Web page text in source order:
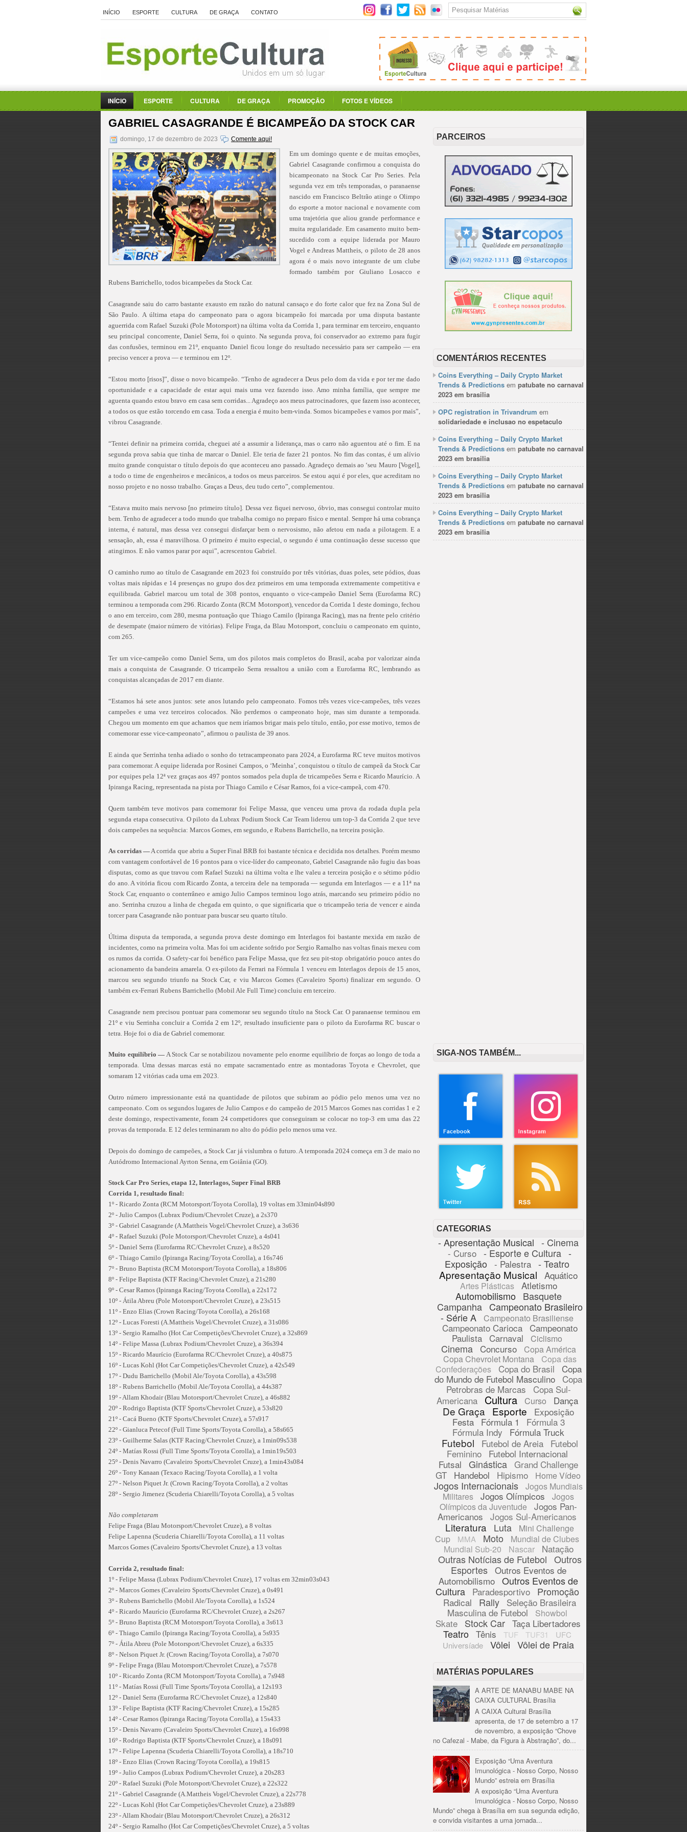
INÍCIO ESPORTE CULTURA DE GRAÇA CONTATO
INÍCIO ESPORTE CULTURA DE GRAÇA PROMOÇÃO FOTOS E VÍDEOS
GABRIEL CASAGRANDE É BICAMPEÃO DA STOCK CAR
domingo, 17 de dezembro de 2023 Comente aqui!
Em um domingo quente e de muitas emoções,
Gabriel Casagrande confirmou a conquista do
bicampeonato na Stock Car Pro Series. Pela
segunda vez em três temporadas, o paranaense
nascido em Francisco Beltrão atinge o Olimpo
do esporte a motor nacional e novamente com
uma trajetória que aliou grande performance e
muita regularidade. Em casamento muito bem-
sucedido com a equipe liderada por Mauro
Vogel e Andreas Mattheis, o piloto de 28 anos
agora é o mais novo integrante de um clube
formado também por Giuliano Losacco e
Rubens Barrichello, todos bicampeões da Stock Car.
Casagrande saiu do carro bastante exausto em razão do natural cansaço e do forte calor que fez na Zona Sul de
São Paulo. A última etapa do campeonato para o agora bicampeão foi marcada por uma disputa bastante
aguerrida com Rafael Suzuki (Pole Motorsport) na última volta da Corrida 1, para terminar em terceiro, enquanto
seu principal concorrente, Daniel Serra, foi o quinto. Na segunda prova, foi conservador ao extremo para fugir
das confusões, terminou em 21º, enquanto Daniel ficou longe do resultado necessário para ser campeão — era
preciso vencer a prova — e terminou em 12º.
“Estou morto [risos]”, disse o novo bicampeão. “Tenho de agradecer a Deus pelo dom da vida e por ter me dado
oportunidade e a capacidade de estar aqui mais uma vez fazendo isso. Amo minha família, que sempre me
aguenta quando estou bravo em casa sem corridas... Agradeço aos meus patrocinadores, que fazem isso acontecer,
a todos os que estão torcendo em casa. Toda a energia é muito bem-vinda. Somos bicampeões e vamos por mais”,
vibrou Casagrande.
“Tentei definir na primeira corrida, cheguei até a assumir a liderança, mas o carro não aguentou até o fim. E na
segunda prova sabia que tinha de marcar o Daniel. Ele teria de fazer 21 pontos. No fim das contas, é um alívio
muito grande conquistar o título depois do que aconteceu ano passado. Agradeço demais ao ‘seu Mauro [Vogel],
a todo o time de engenheiros e mecânicos, a todos os meus parceiros. Se estou aqui é por eles, que acreditam no
nosso projeto e no nosso trabalho. Graças a Deus, deu tudo certo”, complementou.
“Estava muito mais nervoso [no primeiro título]. Dessa vez fiquei nervoso, óbvio, mas consegui controlar muito
bem. Tenho de agradecer a todo mundo que trabalha comigo no preparo físico e mental. Sempre há uma cobrança
interna, é natural, mas dessa vez consegui disfarçar bem o nervosismo, não afetou em nada a pilotagem. E a
sensação, ah, essa é maravilhosa. O primeiro é muito especial, o segundo é uma continuação desse sucesso que
atingimos. E não vamos parar por aqui”, acrescentou Gabriel.
O caminho rumo ao título de Casagrande em 2023 foi construído por três vitórias, duas poles, sete pódios, duas
voltas mais rápidas e 14 presenças no grupo dos dez primeiros em uma temporada extremamente competitiva e
equilibrada. Gabriel marcou um total de 308 pontos, enquanto o vice-campeão Daniel Serra (Eurofarma RC)
terminou a temporada com 296. Ricardo Zonta (RCM Motorsport), vencedor da Corrida 1 deste domingo, fechou
o ano em terceiro, com 280, mesma pontuação que Thiago Camilo (Ipiranga Racing), mas na frente pelo critério
de desempate (maior número de vitórias). Felipe Fraga, da Blau Motorsport, concluiu o campeonato em quinto,
com 265.
Ter um vice-campeão como Daniel Serra, um dos pilotos mais completos do Brasil, acaba por valorizar ainda
mais a conquista de Casagrande. O tricampeão Serra ressaltou a união com a Eurofarma RC, lembrando as
conquistas alcançadas de 2017 em diante.
“Estamos há sete anos juntos: sete anos lutando pelo campeonato. Fomos três vezes vice-campeões, três vezes
campeões e uma vez terceiros colocados. Não perdemos o campeonato hoje, mas sim durante a temporada.
Chegou um momento em que achamos que nem iríamos brigar mais pelo título, então, por esse motivo, temos de
comemorar esse vice-campeonato”, afirmou o paulista de 39 anos.
E ainda que Serrinha tenha adiado o sonho do tetracampeonato para 2024, a Eurofarma RC teve muitos motivos
para comemorar. A equipe liderada por Rosinei Campos, o ‘Meinha’, conquistou o título de campeã da Stock Car
por equipes pela 12ª vez graças aos 497 pontos somados pela dupla de tricampeões Serra e Ricardo Maurício. A
Ipiranga Racing, representada na pista por Thiago Camilo e César Ramos, foi a vice-campeã, com 470.
Quem também teve motivos para comemorar foi Felipe Massa, que venceu uma prova da rodada dupla pela
segunda etapa consecutiva. O piloto da Lubrax Podium Stock Car Team liderou um top-3 da Corrida 2 que teve
dois campeões na sequência: Marcos Gomes, em segundo, e Rubens Barrichello, na terceira posição.
As corridas —A corrida que abriu a Super Final BRB foi bastante técnica e decidida nos detalhes. Porém mesmo
com vantagem confortável de 16 pontos para o vice-líder do campeonato, Gabriel Casagrande não fugiu das boas
disputas, como as que travou com Rafael Suzuki na última volta e lhe valeu a terceira posição e o sétimo pódio
do ano. A vitória ficou com Ricardo Zonta, a terceira dele na temporada — segunda em Interlagos — e a 11ª na
Stock Car, enquanto o conterrâneo e amigo Julio Campos terminou logo atrás, marcando seu primeiro pódio no
ano. Serrinha cruzou a linha de chegada em quinto, o que significaria que o tricampeão teria de vencer e ainda
torcer para Casagrande não pontuar para buscar seu quarto título.
Última disputa da temporada, a segunda prova deste domingo em Interlagos foi bastante mexida em razão de
incidentes, como na primeira volta. Mas foi um acidente sofrido por Sergio Ramalho nas voltas finais mexeu com
os rumos da corrida. O safety-car foi benéfico para Felipe Massa, que fez seu pit-stop obrigatório pouco antes do
acionamento da bandeira amarela. O ex-piloto da Ferrari na Fórmula 1 venceu em Interlagos depois de 15 anos,
marcou seu segundo triunfo na Stock Car, e viu Marcos Gomes (Cavaleiro Sports) finalizar em segundo. O
também ex-Ferrari Rubens Barrichello (Mobil Ale Full Time) concluiu em terceiro.
Casagrande nem precisou pontuar para comemorar seu segundo título na Stock Car. O paranaense terminou em
21º e viu Serrinha concluir a Corrida 2 em 12º, resultado insuficiente para o piloto da Eurofarma RC buscar o
tetra. Hoje foi o dia de Gabriel comemorar.
Muito equilíbrio — A Stock Car se notabilizou novamente pelo enorme equilíbrio de forças ao longo de toda a
temporada. Uma dessas marcas está no empate sacramentado entre as montadoras Toyota e Chevrolet, que
somaram 12 vitórias cada uma em 2023.
Outro número impressionante está na quantidade de pilotos que subiram ao pódio pelo menos uma vez no
campeonato. Com os segundos lugares de Julio Campos e do campeão de 2015 Marcos Gomes nas corridas 1 e 2
deste domingo, respectivamente, foram 24 competidores que conseguiram se colocar no top-3 em uma das 22
provas da temporada. E 12 deles terminaram no alto do pódio pelo menos uma vez.
Depois do domingo de campeões, a Stock Car já vislumbra o futuro. A temporada 2024 começa em 3 de maio no
Autódromo Internacional Ayrton Senna, em Goiânia (GO).
Stock Car Pro Series, etapa 12, Interlagos, Super Final BRB
Corrida 1, resultado final:
1º - Ricardo Zonta (RCM Motorsport/Toyota Corolla), 19 voltas em 33min04s890
2º - Julio Campos (Lubrax Podium/Chevrolet Cruze), a 2s370
3º - Gabriel Casagrande (A.Mattheis Vogel/Chevrolet Cruze), a 3s636
4º - Rafael Suzuki (Pole Motorsport/Chevrolet Cruze), a 4s041
5º - Daniel Serra (Eurofarma RC/Chevrolet Cruze), a 8s520
6º - Thiago Camilo (Ipiranga Racing/Toyota Corolla), a 16s746
7º - Bruno Baptista (RCM Motorsport/Toyota Corolla), a 18s806
8º - Felipe Baptista (KTF Racing/Chevrolet Cruze), a 21s280
9º - Cesar Ramos (Ipiranga Racing/Toyota Corolla), a 22s172
10º - Átila Abreu (Pole Motorsport/Chevrolet Cruze), a 23s515
11º - Enzo Elias (Crown Racing/Toyota Corolla), a 26s168
12º - Lucas Foresti (A.Mattheis Vogel/Chevrolet Cruze), a 31s086
13º - Sergio Ramalho (Hot Car Competições/Chevrolet Cruze), a 32s869
14º - Felipe Massa (Lubrax Podium/Chevrolet Cruze), a 36s394
15º - Ricardo Maurício (Eurofarma RC/Chevrolet Cruze), a 40s875
16º - Lucas Kohl (Hot Car Competições/Chevrolet Cruze), a 42s549
17º - Dudu Barrichello (Mobil Ale/Toyota Corolla), a 43s598
18º - Rubens Barrichello (Mobil Ale/Toyota Corolla), a 44s387
19º - Allam Khodair (Blau Motorsport/Chevrolet Cruze), a 46s882
20º - Rodrigo Baptista (KTF Sports/Chevrolet Cruze), a 53s820
21º - Cacá Bueno (KTF Sports/Chevrolet Cruze), a 57s917
22º - Gianluca Petecof (Full Time Sports/Toyota Corolla), a 58s665
23º - Guilherme Salas (KTF Racing/Chevrolet Cruze), a 1min09s538
24º - Matías Rossi (Full Time Sports/Toyota Corolla), a 1min19s503
25º - Denis Navarro (Cavaleiro Sports/Chevrolet Cruze), a 1min43s084
26º - Tony Kanaan (Texaco Racing/Toyota Corolla), a 1 volta
27º - Nelson Piquet Jr. (Crown Racing/Toyota Corolla), a 2 voltas
28º - Sergio Jimenez (Scuderia Chiarelli/Toyota Corolla), a 5 voltas
Não completaram
Felipe Fraga (Blau Motorsport/Chevrolet Cruze), a 8 voltas
Felipe Lapenna (Scuderia Chiarelli/Toyota Corolla), a 11 voltas
Marcos Gomes (Cavaleiro Sports/Chevrolet Cruze), a 13 voltas
Corrida 2, resultado final:
1º - Felipe Massa (Lubrax Podium/Chevrolet Cruze), 17 voltas em 32min03s043
2º - Marcos Gomes (Cavaleiro Sports/Chevrolet Cruze), a 0s491
3º - Rubens Barrichello (Mobil Ale/Toyota Corolla), a 1s524
4º - Ricardo Maurício (Eurofarma RC/Chevrolet Cruze), a 2s267
5º - Bruno Baptista (RCM Motorsport/Toyota Corolla), a 3s613
6º - Thiago Camilo (Ipiranga Racing/Toyota Corolla), a 5s935
7º - Átila Abreu (Pole Motorsport/Chevrolet Cruze), a 6s335
8º - Nelson Piquet Jr. (Crown Racing/Toyota Corolla), a 7s070
9º - Felipe Fraga (Blau Motorsport/Chevrolet Cruze), a 7s578
10º - Ricardo Zonta (RCM Motorsport/Toyota Corolla), a 7s948
11º - Matías Rossi (Full Time Sports/Toyota Corolla), a 12s193
12º - Daniel Serra (Eurofarma RC/Chevrolet Cruze), a 12s840
13º - Felipe Baptista (KTF Racing/Chevrolet Cruze), a 15s285
14º - Cesar Ramos (Ipiranga Racing/Toyota Corolla), a 15s433
15º - Denis Navarro (Cavaleiro Sports/Chevrolet Cruze), a 16s998
16º - Rodrigo Baptista (KTF Sports/Chevrolet Cruze), a 18s091
17º - Felipe Lapenna (Scuderia Chiarelli/Toyota Corolla), a 18s710
18º - Enzo Elias (Crown Racing/Toyota Corolla), a 19s815
19º - Julio Campos (Lubrax Podium/Chevrolet Cruze), a 20s283
20º - Rafael Suzuki (Pole Motorsport/Chevrolet Cruze), a 22s322
21º - Gabriel Casagrande (A.Mattheis Vogel/Chevrolet Cruze), a 22s778
22º - Lucas Kohl (Hot Car Competições/Chevrolet Cruze), a 23s889
23º - Allam Khodair (Blau Motorsport/Chevrolet Cruze), a 26s312
24º - Sergio Ramalho (Hot Car Competições/Chevrolet Cruze), a 5 voltas
PARCEIROS
COMENTÁRIOS RECENTES
Coins Everything – Daily Crypto Market
Trends & Predictions em patubate no carnaval
2023 em brasilia
OPC registration in Trivandrum em
solidariedade e inclusao no espetaculo
Coins Everything – Daily Crypto Market
Trends & Predictions em patubate no carnaval
2023 em brasilia
Coins Everything – Daily Crypto Market
Trends & Predictions em patubate no carnaval
2023 em brasilia
Coins Everything – Daily Crypto Market
Trends & Predictions em patubate no carnaval
2023 em brasilia
SIGA-NOS TAMBÉM...
CATEGORIAS
- Apresentação Musical - Cinema
- Curso - Esporte e Cultura -
Exposição - Palestra - Teatro
Apresentação Musical Aquático
Artes Plásticas Atletismo
Automobilismo
Basquete
Campanha Campeonato Brasileiro
- Série A
Campeonato Brasiliense
Campeonato Carioca
Campeonato
Paulista Carnaval Ciclismo
Cinema Concurso
Copa América
Copa Chevrolet Montana
Copa das
Confederações
Copa do Brasil Copa
do Mundo de Futebol Masculino Copa
Petrobras de Marcas
Copa Sul-
Americana
Cultura Curso Dança
De Graça Esporte
Exposição
Festa
Fórmula 1
Fórmula 3
Fórmula Indy
Fórmula Truck
Futebol Futebol de Areia
Futebol
Feminino
Futebol Internacional
Futsal Ginástica Grand Challenge
GT Handebol Hipismo Home Vídeo
Jogos Internacionais
Jogos Mundiais
Militares
Jogos Olímpicos
Jogos
Olímpicos da Juventude
Jogos Pan-
Americanos Jogos Sul-Americanos
Literatura Luta
Mini Challenge
Cup
MMA Moto
Mundial de Clubes
Mundial Sub-20
Nascar Natação
Outras Notícias de Futebol Outros
Esportes Outros Eventos de
Automobilismo Outros Eventos de
Cultura
Paradesportivo Promoção
Radical Rally Seleção Brasileira
Masculina de Futebol
Showbol
Skate Stock Car Taça Libertadores
Teatro Tênis TUF TUF31
UFC
Universíade
Vôlei Vôlei de Praia
MATÉRIAS POPULARES
A ARTE DE MANABU MABE NA
CAIXA CULTURAL Brasília
A CAIXA Cultural Brasília
apresenta, de 17 de setembro a 17
de novembro, a exposição “Chove
no Cafezal - Mabe, da Figura à Abstração”, do...
Exposição “Uma Aventura
Imunológica - Nosso Corpo, Nosso
Mundo” estreia em Brasília
A exposição “Uma Aventura
Imunológica - Nosso Corpo, Nosso
Mundo” chega à Brasília em sua segunda edição,
e convida visitantes a uma jornada...